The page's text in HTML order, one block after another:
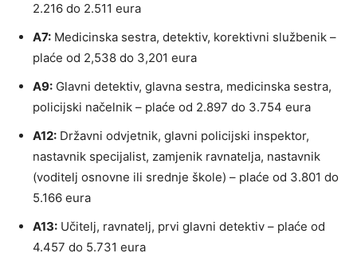
2.216 do 2.511 eura
A7: Medicinska sestra, detektiv, korektivni službenik –
plaće od 2,538 do 3,201 eura
A9: Glavni detektiv, glavna sestra, medicinska sestra,
policijski načelnik – plaće od 2.897 do 3.754 eura
A12: Državni odvjetnik, glavni policijski inspektor,
nastavnik specijalist, zamjenik ravnatelja, nastavnik
(voditelj osnovne ili srednje škole) – plaće od 3.801 do
5.166 eura
A13: Učitelj, ravnatelj, prvi glavni detektiv – plaće od
4.457 do 5.731 eura